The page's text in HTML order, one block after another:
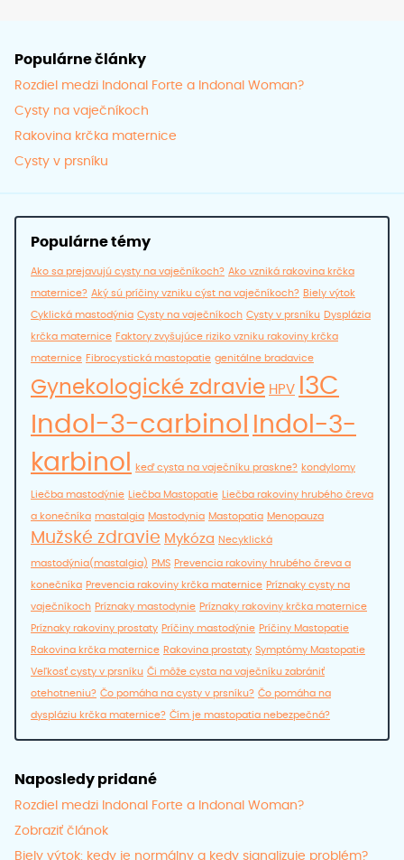
Populárne články
Rozdiel medzi Indonal Forte a Indonal Woman?
Cysty na vaječníkoch
Rakovina krčka maternice
Cysty v prsníku
Populárne témy
Ako sa prejavujú cysty na vaječníkoch? Ako vzniká rakovina krčka
maternice? Aký sú príčiny vzniku cýst na vaječníkoch? Biely výtok
Cyklická mastodýnia Cysty na vaječníkoch Cysty v prsníku Dysplázia
krčka maternice Faktory zvyšujúce riziko vzniku rakoviny krčka
maternice Fibrocystická mastopatie genitálne bradavice
Gynekologické zdravie HPV I3C
Indol-3-carbinol
Indol-3-
karbinol
keď cysta na vaječníku praskne? kondylomy
Liečba mastodýnie Liečba Mastopatie Liečba rakoviny hrubého čreva
a konečníka mastalgia Mastodynia Mastopatia Menopauza
Mužské zdravie Mykóza Necyklická
mastodýnia(mastalgia) PMS Prevencia rakoviny hrubého čreva a
konečníka Prevencia rakoviny krčka maternice Príznaky cysty na
vaječníkoch Príznaky mastodynie Príznaky rakoviny krčka maternice
Príznaky rakoviny prostaty Príčiny mastodýnie Príčiny Mastopatie
Rakovina krčka maternice Rakovina prostaty Symptómy Mastopatie
Veľkosť cysty v prsníku Či môže cysta na vaječníku zabrániť
otehotneniu? Čo pomáha na cysty v prsníku? Čo pomáha na
dyspláziu krčka maternice? Čím je mastopatia nebezpečná?
Naposledy pridané
Rozdiel medzi Indonal Forte a Indonal Woman?
Zobraziť článok
Biely výtok: kedy je normálny a kedy signalizuje problém?